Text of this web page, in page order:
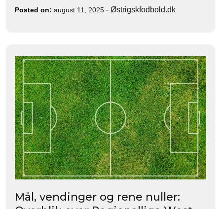
Posted on: august 11, 2025 - Østrigskfodbold.dk
Mål, vendinger og rene nuller: